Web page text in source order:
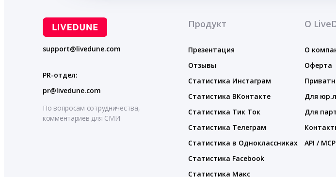
support@livedune.com
PR-отдел:
pr@livedune.com
По вопросам сотрудничества,
комментариев для СМИ
Продукт
Презентация
Отзывы
Статистика Инстаграм
Статистика ВКонтакте
Статистика Тик Ток
Статистика Телеграм
Статистика в Одноклассниках
Статистика Facebook
Статистика Макс
О
О
Оферта
Для
Для
API / MCP